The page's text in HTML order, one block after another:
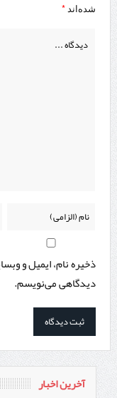
شده‌اند *
ذخیره نام، ایمیل و
دیدگاهی می‌نویسم.
آخرین اخبار